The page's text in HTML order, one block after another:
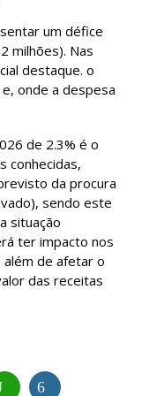
um défice
milhões). Nas
destaque. o
onde a despesa
de 2.3% é o
conhecidas,
da procura
sendo este
situação
ter impacto nos
além de afetar o
das receitas
Messenger
WhatsApp